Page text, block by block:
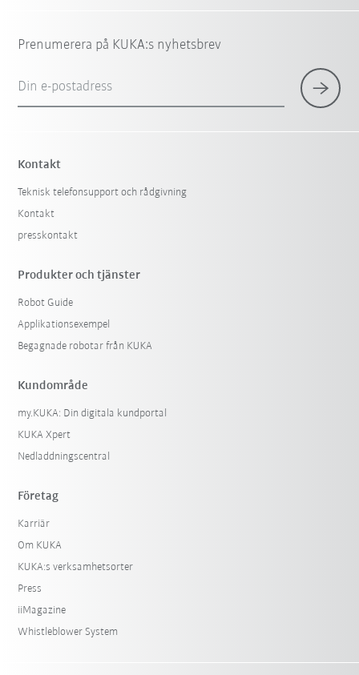
Prenumerera på KUKA:s nyhetsbrev
Din e-postadress
Kontakt
Teknisk telefonsupport och rådgivning
Kontakt
presskontakt
Produkter och tjänster
Robot Guide
Applikationsexempel
Begagnade robotar från KUKA
Kundområde
my.KUKA: Din digitala kundportal
KUKA Xpert
Nedladdningscentral
Företag
Karriär
Om KUKA
KUKA:s verksamhetsorter
Press
iiMagazine
Whistleblower System